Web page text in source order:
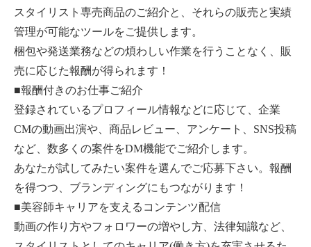
スタイリスト専売商品のご紹介と、それらの販売と実績
管理が可能なツールをご提供します。
梱包や発送業務などの煩わしい作業を行うことなく、販
売に応じた報酬が得られます！
■報酬付きのお仕事ご紹介
登録されているプロフィール情報などに応じて、企業
CMの動画出演や、商品レビュー、アンケート、SNS投稿
など、数多くの案件をDM機能でご紹介します。
あなたが試してみたい案件を選んでご応募下さい。報酬
を得つつ、ブランディングにもつながります！
■美容師キャリアを支えるコンテンツ配信
動画の作り方やフォロワーの増やし方、法律知識など、